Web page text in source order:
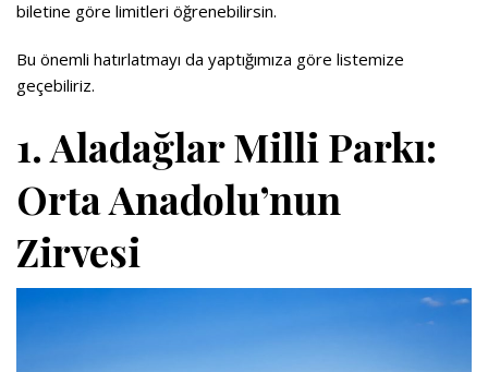
biletine göre limitleri öğrenebilirsin.
Bu önemli hatırlatmayı da yaptığımıza göre listemize
geçebiliriz.
1. Aladağlar Milli Parkı:
Orta Anadolu’nun
Zirvesi